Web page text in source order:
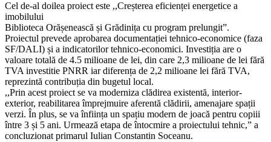
Cel de-al doilea proiect este ,,Creșterea eficienței energetice a
imobilului
Biblioteca Orășenească și Grădinița cu program prelungit”.
Proiectul prevede aprobarea documentației tehnico-economice (faza
SF/DALI) și a indicatorilor tehnico-economici. Investiția are o
valoare totală de 4.5 milioane de lei, din care 2,3 milioane de lei fără
TVA investitie PNRR iar diferența de 2,2 milioane lei fără TVA,
reprezintă contribuția din bugetul local.
,,Prin acest proiect se va moderniza clădirea existentă, interior-
exterior, reabilitarea împrejmuire aferentă clădirii, amenajare spații
verzi. În plus, se va înființa un spațiu modern de joacă pentru copiii
între 3 și 5 ani. Urmează etapa de întocmire a proiectului tehnic,” a
concluzionat primarul Iulian Constantin Soceanu.